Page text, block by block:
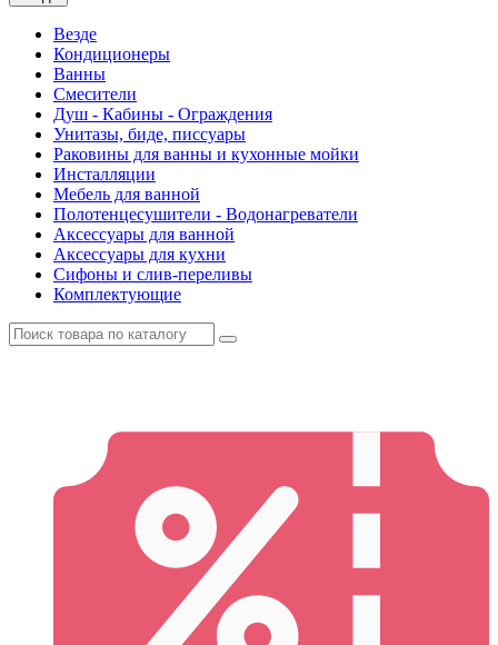
Везде
Кондиционеры
Ванны
Смесители
Душ - Кабины - Ограждения
Унитазы, биде, писсуары
Раковины для ванны и кухонные мойки
Инсталляции
Мебель для ванной
Полотенцесушители - Водонагреватели
Аксессуары для ванной
Аксессуары для кухни
Сифоны и слив-переливы
Комплектующие